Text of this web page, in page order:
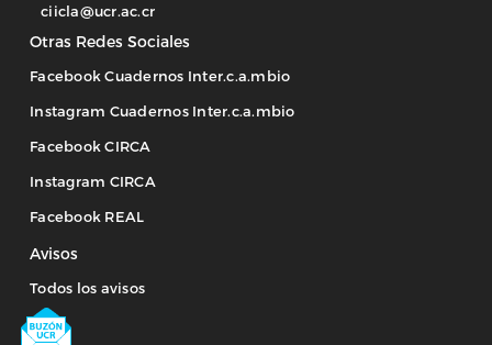
ciicla@ucr.ac.cr
Otras Redes Sociales
Facebook Cuadernos Inter.c.a.mbio
Instagram Cuadernos Inter.c.a.mbio
Facebook CIRCA
Instagram CIRCA
Facebook REAL
Avisos
Todos los avisos
Image